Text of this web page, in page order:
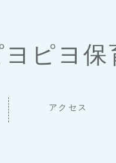
アクセス